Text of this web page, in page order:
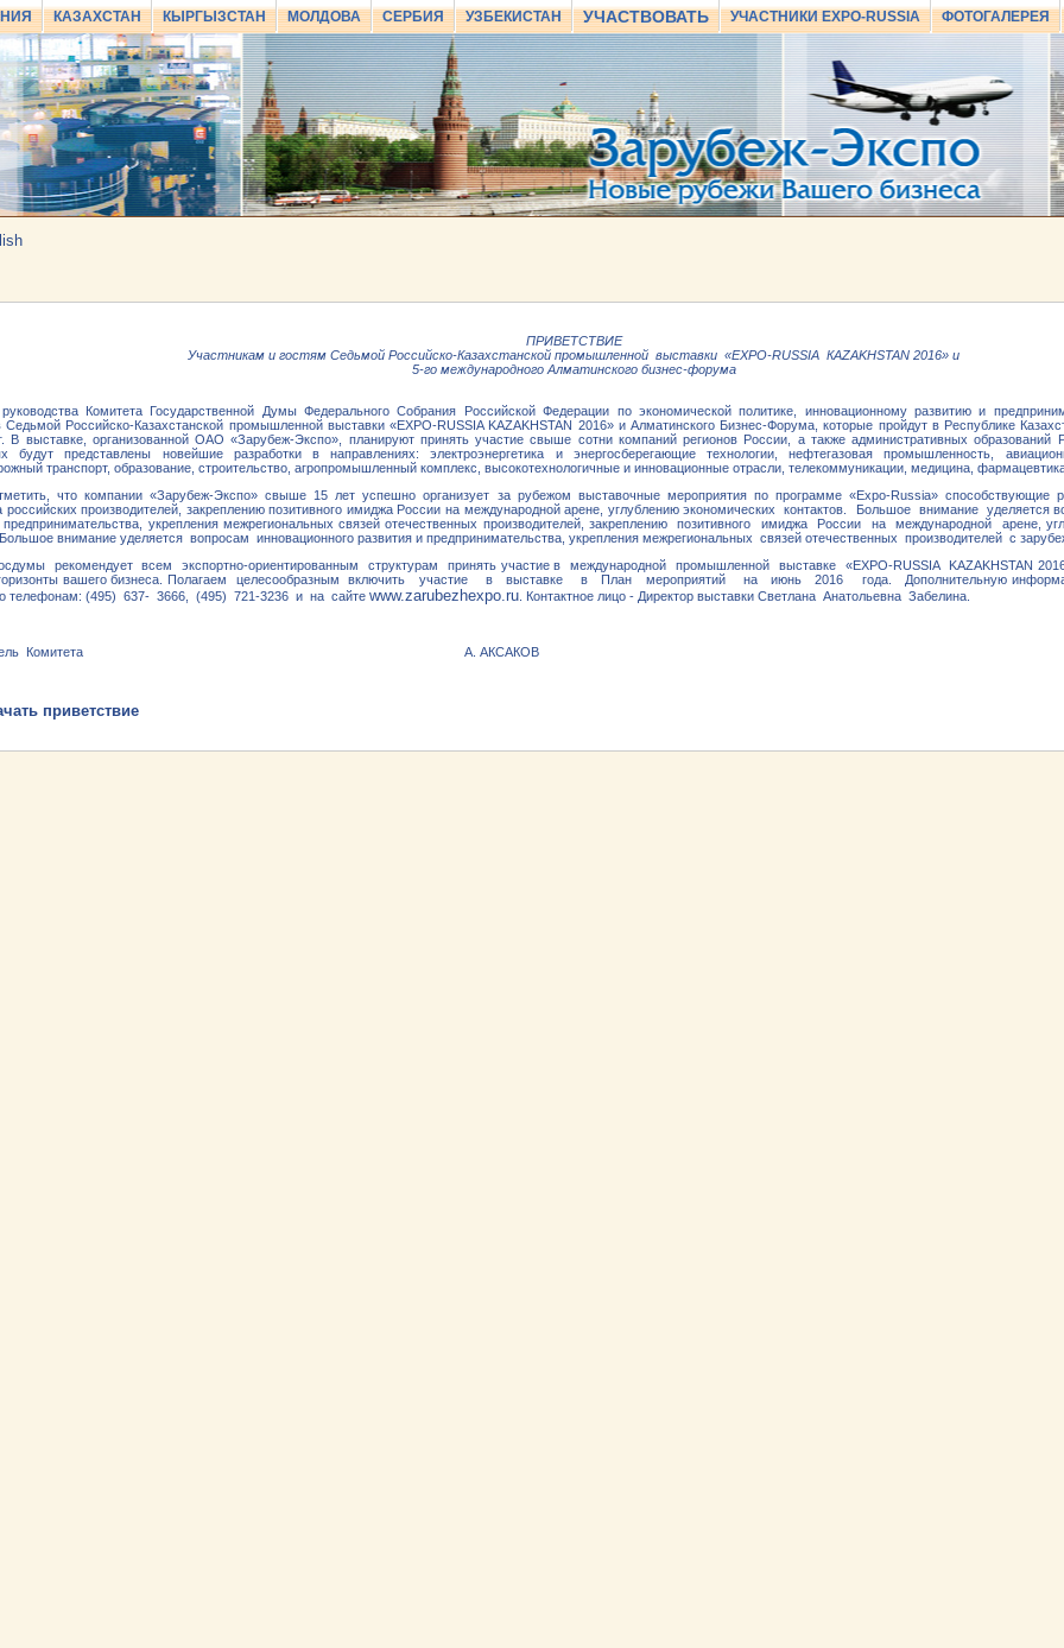
КАЗАХСТАН КЫРГЫЗСТАН МОЛДОВА СЕРБИЯ УЗБЕКИСТАН УЧАСТВОВАТЬ УЧАСТНИКИ EXPO-RUSSIA ФОТОГАЛЕРЕЯ
ПРИВЕТСТВИЕ
Участникам и гостям Седьмой Российско-Казахстанской промышленной выставки «EXPO-RUSSIA КAZAKHSTAN 2016» и
5-го международного Алматинского бизнес-форума
Комитета Государственной Думы Федерального Собрания Российской Федерации по экономической политике, инновационному развитию и
Седьмой Российско-Казахстанской промышленной выставки «EXPO-RUSSIA KAZAKHSTAN 2016» и Алматинского Бизнес-Форума, которые пройдут в Республике
В выставке, организованной ОАО «Зарубеж-Экспо», планируют принять участие свыше сотни компаний регионов России, а также административных образований
будут представлены новейшие разработки в направлениях: электроэнергетика и энергосберегающие технологии, нефтегазовая промышленность,
транспорт, образование, строительство, агропромышленный комплекс, высокотехнологичные и инновационные отрасли, телекоммуникации, медицина,
что компании «Зарубеж-Экспо» свыше 15 лет успешно организует за рубежом выставочные мероприятия по программе «Expo-Russia» способствующие
российских производителей, закреплению позитивного имиджа России на международной арене, углублению экономических контактов. Большое внимание уделяется
предпринимательства, укрепления межрегиональных связей отечественных производителей, закреплению позитивного имиджа России на международной арене,
Большое внимание уделяется вопросам инновационного развития и предпринимательства, укрепления межрегиональных связей отечественных производителей с
рекомендует всем экспортно-ориентированным структурам принять участие в международной промышленной выставке «EXPO-RUSSIA KAZAKHSTAN
вашего бизнеса. Полагаем целесообразным включить участие в выставке в План мероприятий на июнь 2016 года. Дополнительную
телефонам: (495) 637- 3666, (495) 721-3236 и на сайте www.zarubezhexpo.ru . Контактное лицо - Директор выставки Светлана Анатольевна Забелина.
Комитета А. АКСАКОВ
приветствие